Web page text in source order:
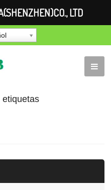
etiquetas
LTD